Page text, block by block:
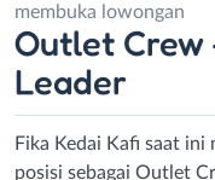
membuka lowongan
Outlet Crew
Leader
Fika Kedai Kafi saat
posisi sebagai Outlet